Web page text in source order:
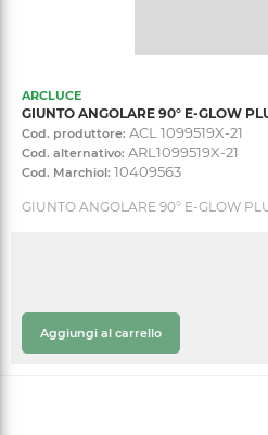
ARCLUCE
GIUNTO ANGOLARE 90° E-GLOW
Cod. produttore: ACL 1099519X-21
Cod. alternativo: ARL1099519X-21
Cod. Marchiol: 10409563
GIUNTO ANGOLARE 90° E-GLOW
Aggiungi al carrello